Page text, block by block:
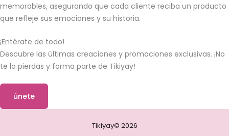
memorables, asegurando que cada cliente reciba un producto
que refleje sus emociones y su historia.
¡Entérate de todo!
Descubre las últimas creaciones y promociones exclusivas. ¡No
te lo pierdas y forma parte de Tikiyay!
únete
Tikiyay© 2026